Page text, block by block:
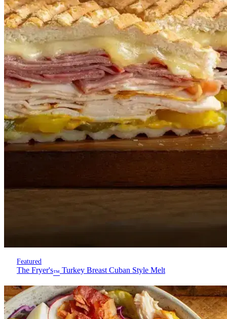
Featured
The Fryer's™ Turkey Breast Cuban Style Melt